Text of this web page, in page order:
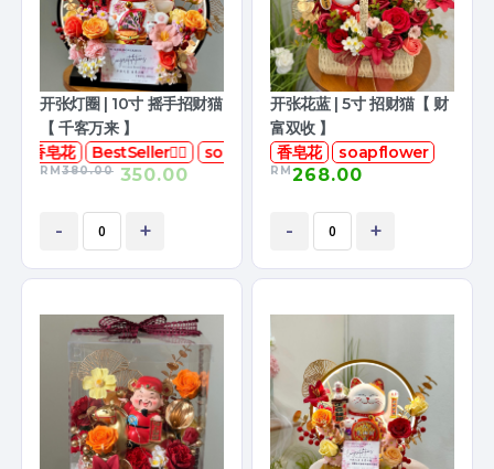
开张灯圈 | 10寸 摇手招财猫
【 千客万来 】
香皂花
BestSeller👍🏻 soapflower
RM380.00 350.00
- +
开张花蓝 | 5寸 招财猫【 财
富双收 】
香皂花
soapflower
RM268.00
- +